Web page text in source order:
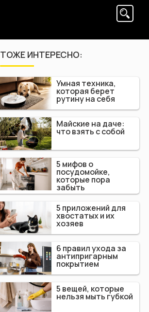
ТОЖЕ ИНТЕРЕСНО:
Умная техника,
которая берет
рутину на себя
Майские на даче:
что взять с собой
5 мифов о
посудомойке,
которые пора
забыть
5 приложений для
хвостатых и их
хозяев
6 правил ухода за
антипригарным
покрытием
5 вещей, которые
нельзя мыть губкой